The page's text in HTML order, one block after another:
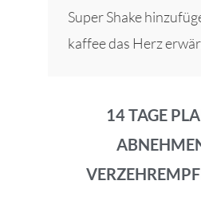
Super Shake
kaffee das Herz
14 TAGE